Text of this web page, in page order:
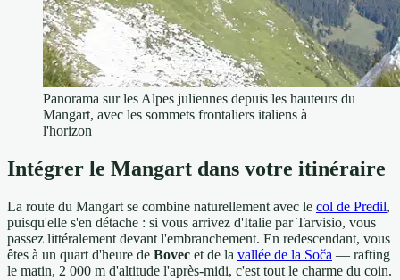
Panorama sur les Alpes juliennes depuis les hauteurs du
Mangart, avec les sommets frontaliers italiens à
l'horizon
Intégrer le Mangart dans votre itinéraire
La route du Mangart se combine naturellement avec le col de Predil,
puisqu'elle s'en détache : si vous arrivez d'Italie par Tarvisio, vous
passez littéralement devant l'embranchement. En redescendant, vous
êtes à un quart d'heure de Bovec et de la vallée de la Soča — rafting
le matin, 2 000 m d'altitude l'après-midi, c'est tout le charme du coin.